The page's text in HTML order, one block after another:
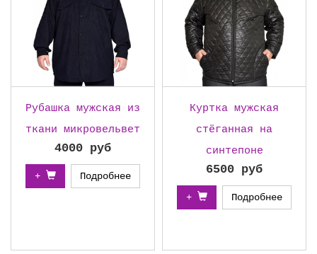
Рубашка мужская из
ткани микровельвет
4000 руб
+ Подробнее
Куртка мужская
стёганная на
синтепоне
6500 руб
+ Подробнее